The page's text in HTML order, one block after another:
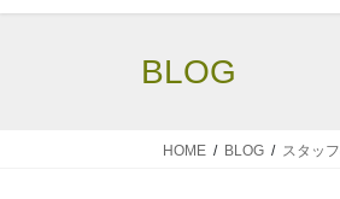
BLOG
HOME BLOG スタッ